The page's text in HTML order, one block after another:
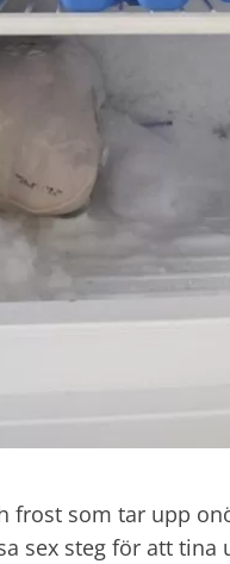
frost som tar upp
sex steg för att